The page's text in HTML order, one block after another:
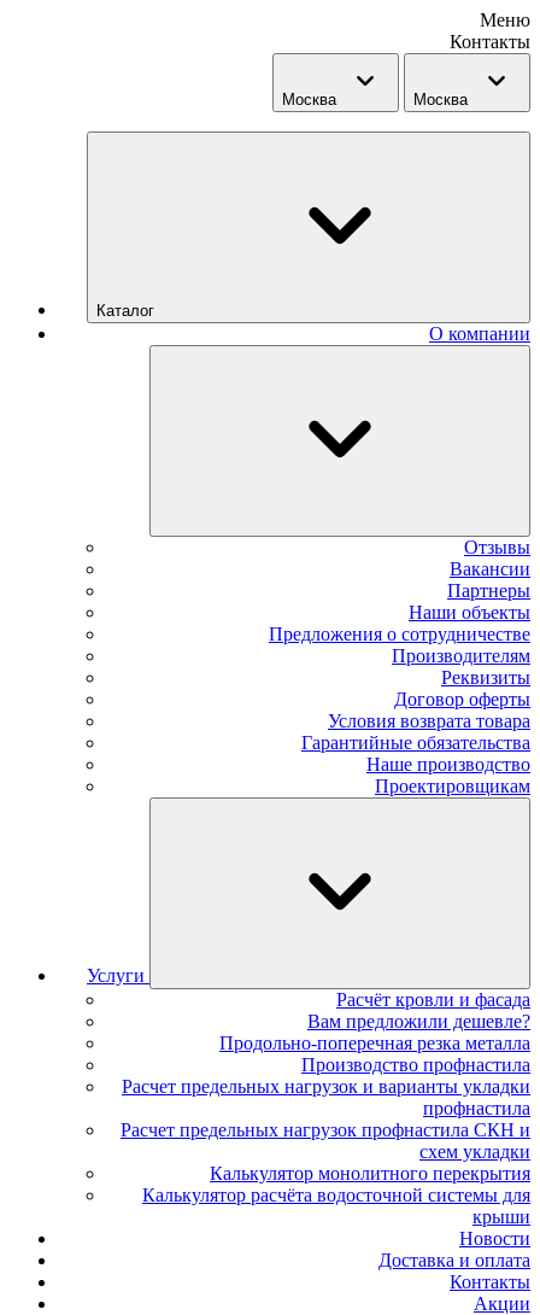
Меню
Контакты
Москва Москва
Каталог
О компании
Отзывы
Вакансии
Партнеры
Наши объекты
Предложения о сотрудничестве
Производителям
Реквизиты
Договор оферты
Условия возврата товара
Гарантийные обязательства
Наше производство
Проектировщикам
Услуги
Расчёт кровли и фасада
Вам предложили дешевле?
Продольно-поперечная резка металла
Производство профнастила
Расчет предельных нагрузок и варианты укладки
профнастила
Расчет предельных нагрузок профнастила СКН и
схем укладки
Калькулятор монолитного перекрытия
Калькулятор расчёта водосточной системы для
крыши
Новости
Доставка и оплата
Контакты
Акции